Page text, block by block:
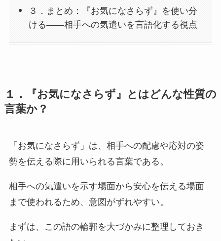
３．まとめ：『お気になさらず』を使い分
ける——相手への気遣いを言語化する視点
１．『お気になさらず』とはどんな性質の
言葉か？
「お気になさらず」は、相手への配慮や応対の姿
勢を伝える際に用いられる言葉である。
相手への気遣いを示す場面から安心を伝える場面
まで使われるため、意図がずれやすい。
まずは、この語の輪郭を大づかみに整理しておき